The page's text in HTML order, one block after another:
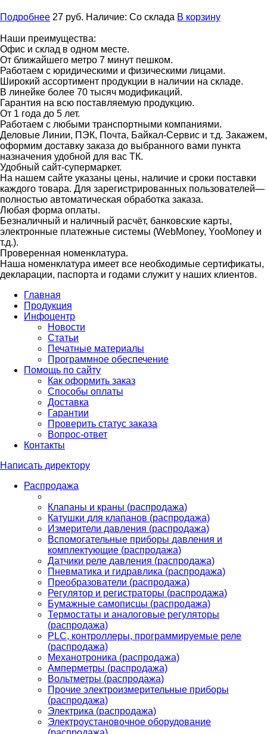
Подробнее 27 руб. Наличие: Со склада В корзину
Наши преимущества:
Офис и склад в одном месте.
От ближайшего метро 7 минут пешком.
Работаем с юридическими и физическими лицами.
Широкий ассортимент продукции в наличии на складе.
В линейке более 70 тысяч модификаций.
Гарантия на всю поставляемую продукцию.
От 1 года до 5 лет.
Работаем с любыми транспортными компаниями.
Деловые Линии, ПЭК, Почта, Байкал-Сервис и т.д. Закажем,
оформим доставку заказа до выбранного вами пункта
назначения удобной для вас ТК.
Удобный сайт-супермаркет.
На нашем сайте указаны цены, наличие и сроки поставки
каждого товара. Для зарегистрированных пользователей—
полностью автоматическая обработка заказа.
Любая форма оплаты.
Безналичный и наличный расчёт, банковские карты,
электронные платежные системы (WebMoney, YooMoney и
т.д.).
Проверенная номенклатура.
Наша номенклатура имеет все необходимые сертификаты,
декларации, паспорта и годами служит у наших клиентов.
Главная
Продукция
Инфоцентр
Новости
Статьи
Печатные материалы
Программное обеспечение
Помощь по сайту
Как оформить заказ
Способы оплаты
Доставка
Гарантии
Проверить статус заказа
Вопрос-ответ
Контакты
Написать директору
Распродажа
Клапаны и краны (распродажа)
Катушки для клапанов (распродажа)
Измерители давления (распродажа)
Вспомогательные приборы давления и
комплектующие (распродажа)
Датчики реле давления (распродажа)
Пневматика и гидравлика (распродажа)
Преобразователи (распродажа)
Регулятор и регистраторы (распродажа)
Бумажные самописцы (распродажа)
Термостаты и аналоговые регуляторы
(распродажа)
PLС, контроллеры, программируемые реле
(распродажа)
Механотроника (распродажа)
Амперметры (распродажа)
Вольтметры (распродажа)
Прочие электроизмерительные приборы
(распродажа)
Электрика (распродажа)
Электроустановочное оборудование